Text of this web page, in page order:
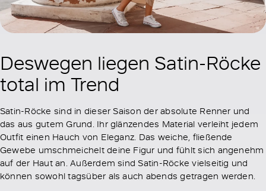
Deswegen liegen Satin-Röcke
total im Trend
Satin-Röcke sind in dieser Saison der absolute Renner und
das aus gutem Grund. Ihr glänzendes Material verleiht jedem
Outfit einen Hauch von Eleganz. Das weiche, fließende
Gewebe umschmeichelt deine Figur und fühlt sich angenehm
auf der Haut an. Außerdem sind Satin-Röcke vielseitig und
können sowohl tagsüber als auch abends getragen werden.